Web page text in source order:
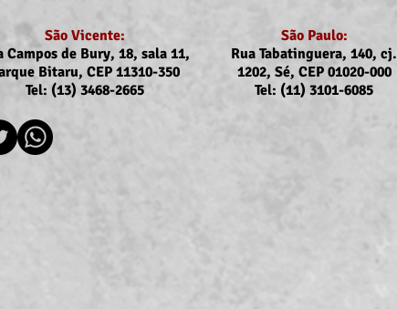
São Vicente:
Campos de Bury, 18, sala 11,
Bitaru, CEP 11310-350
Tel: (13) 3468-2665
São Paulo:
Rua Tabatinguera, 140, cj.
1202, Sé, CEP 01020-000
Tel: (11) 3101-6085